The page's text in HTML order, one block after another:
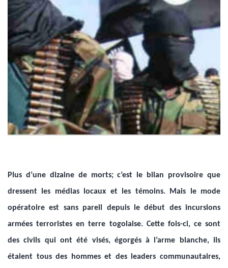
Plus d’une dizaine de morts; c’est le bilan provisoire que
dressent les médias locaux et les témoins. Mais le mode
opératoire est sans pareil depuis le début des incursions
armées terroristes en terre togolaise. Cette fois-ci, ce sont
des civils qui ont été visés, égorgés à l’arme blanche, ils
étaient tous des hommes et des leaders communautaires,